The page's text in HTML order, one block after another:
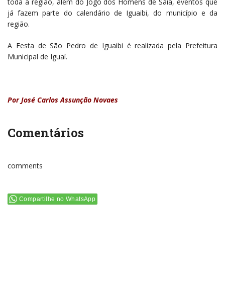
já fazem parte do calendário de Iguaibi, do município e da
região.
A Festa de São Pedro de Iguaibi é realizada pela Prefeitura
Municipal de Iguaí.
Por José Carlos Assunção Novaes
Comentários
comments
Compartilhe no WhatsApp